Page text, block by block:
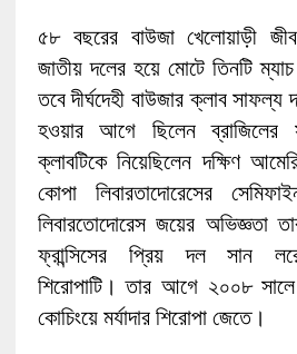
৫৮ বছরের বাউজা খেলোয়াড়ী
জাতীয় দলের হয়ে মোটে তিনটি
তবে দীর্ঘদেহী বাউজার ক্লাব সাফল্য
হওয়ার আগে ছিলেন
ক্লাবটিকে নিয়েছিলেন দক্ষিণ
কোপা লিবারতাদোরেসের
লিবারতোদোরেস জয়ের অভিজ্ঞতা
ফ্রান্সিসের প্রিয় দল সান
শিরোপাটি। তার আগে ২০০৮
কোচিংয়ে মর্যাদার শিরোপা জেতে।